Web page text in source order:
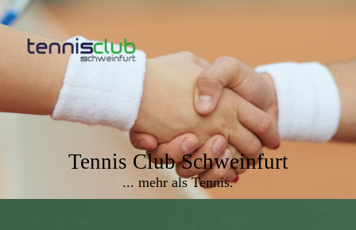
Tennis Club Schweinfurt
... mehr als Tennis.